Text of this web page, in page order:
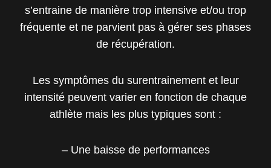
s’entraine de manière trop intensive et/ou trop
fréquente et ne parvient pas à gérer ses phases
de récupération.
Les symptômes du surentrainement et leur
intensité peuvent varier en fonction de chaque
athlète mais les plus typiques sont :
– Une baisse de performances